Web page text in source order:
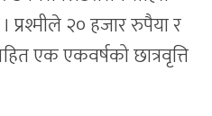
२० हजार रुपैया र
एक एकवर्षको छात्रवृत्ति